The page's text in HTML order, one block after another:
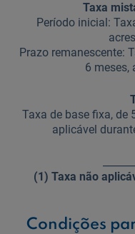
Taxa
Período inicial:
Prazo remanescente:
6 meses,
Taxa de base fixa, de
aplicável
(1) Taxa não
Condições